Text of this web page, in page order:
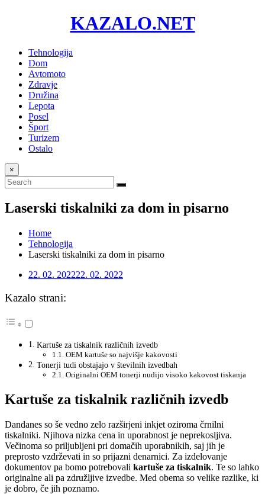
KAZALO.NET
Tehnologija
Dom
Avtomoto
Zdravje
Družina
Lepota
Posel
Šport
Turizem
Ostalo
×
Laserski tiskalniki za dom in pisarno
Home
Tehnologija
Laserski tiskalniki za dom in pisarno
22. 02. 202222. 02. 2022
Kazalo strani:
Kartuše za tiskalnik različnih izvedb
OEM kartuše so najvišje kakovosti
Tonerji tudi obstajajo v številnih izvedbah
Originalni OEM tonerji nudijo visoko kakovost tiskanja
Kartuše za tiskalnik različnih izvedb
Dandanes so še vedno zelo razširjeni inkjet oziroma črnilni
tiskalniki. Njihova nizka cena in uporabnost je neprekosljiva.
Večinoma so priljubljeni pri domačih uporabnikih, saj jih je
preprosto vzdrževati in so prijazni denarnici. Za izdelovanje
dokumentov pa bomo potrebovali kartuše za tiskalnik. Te so lahko
originalne ali pa združljive izvedbe. Med obema so velike razlike, ki
je dobro, če jih poznamo.